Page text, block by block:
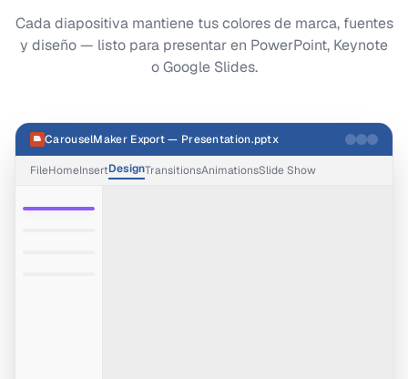
Cada diapositiva mantiene tus colores de marca, fuentes
y diseño — listo para presentar en PowerPoint, Keynote
o Google Slides.
CarouselMaker Export — Presentation.pptx
FileHomeInsertDesignTransitionsAnimationsSlide Show